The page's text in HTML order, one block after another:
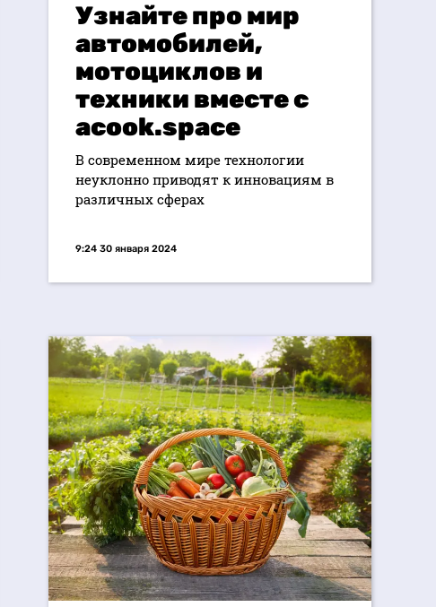
Узнайте про мир
автомобилей,
мотоциклов и
техники вместе с
acook.space
В современном мире технологии
неуклонно приводят к инновациям в
различных сферах
9:24 30 января 2024